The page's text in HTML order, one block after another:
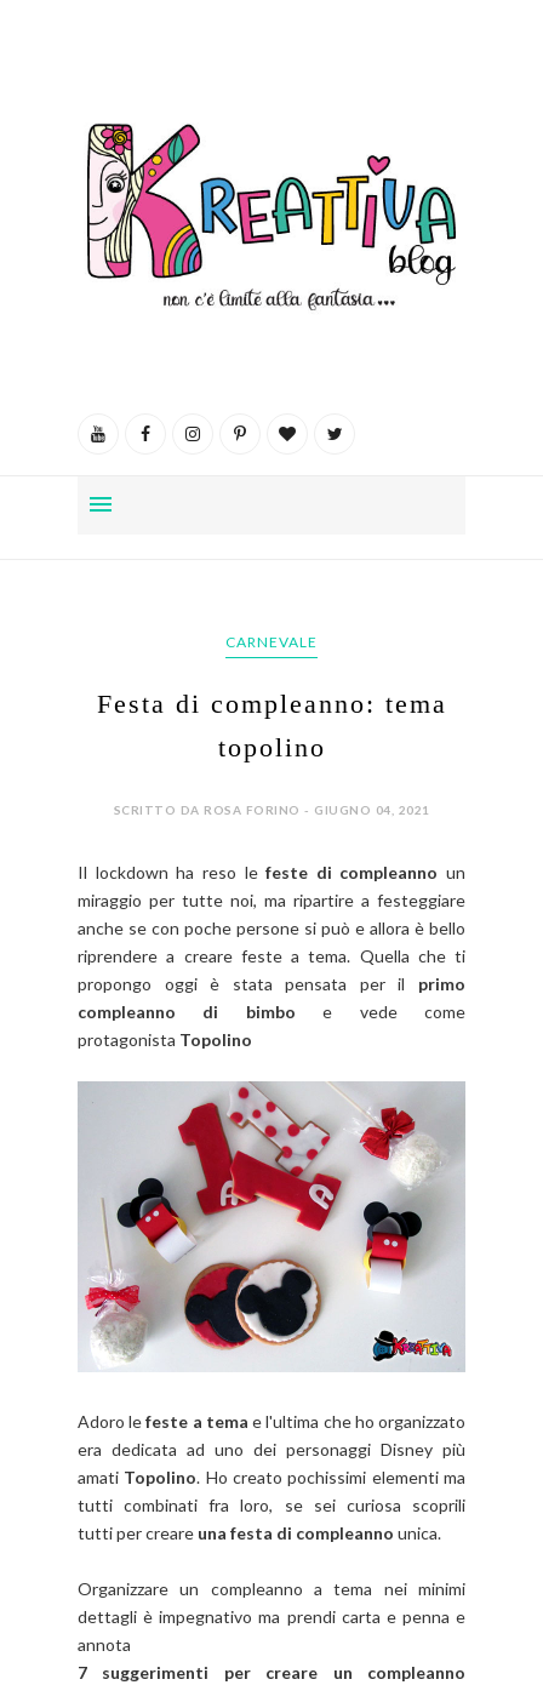
CARNEVALE
Festa di compleanno: tema
topolino
SCRITTO DA ROSA FORINO - GIUGNO 04, 2021
Il lockdown ha reso lefeste di compleanno un
miraggio per tutte noi, ma ripartire a festeggiare
anche se con poche persone si può e allora è bello
riprendere a creare feste a tema. Quella che ti
propongo oggi è stata pensata per il primo
compleanno di bimboe vede come
protagonista Topolino
Adoro lefeste a tema e l'ultima che ho organizzato
era dedicata ad uno dei personaggi Disney più
amati Topolino. Ho creato pochissimi elementi ma
tutti combinati fra loro, se sei curiosa scoprili
tutti per creare una festa di compleanno unica.
Organizzare un compleanno a tema nei minimi
dettagli è impegnativo ma prendi carta e penna e
annota
7 suggerimenti per creare un compleanno